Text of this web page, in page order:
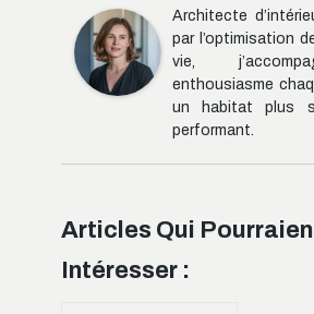
Architecte
par l’optimisation
vie,
enthousiasme
un habitat plus
performant.
Articles Qui
Intéresser :